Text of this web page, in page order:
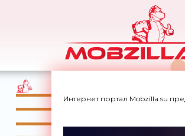
Интернет портал Mobzilla.su